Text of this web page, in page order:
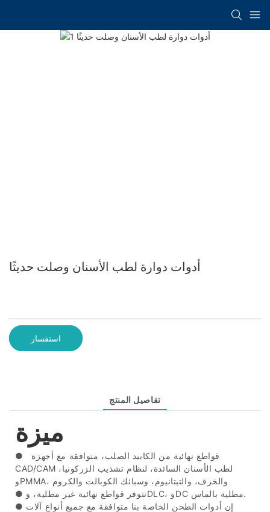
أدوات دوارة لطب الأسنان وصلت حديثًا
استفسار
تفاصيل المنتج
ميزة
●
CAD/CAM لطب الأسنان السائدة، لنظام تشذيب الزركونيا،
وPMMA، والخزف، والتيتانيوم، وسبائك الكوبالت والكروم
●
تتوفر قواطع نهائية غير مطلية، وDLC، وDC مطلية بالماس.
● إن أدوات الطحن الخاصة بنا متوافقة مع جميع أنواع آلات